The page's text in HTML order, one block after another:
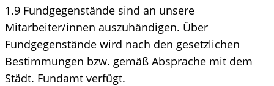
1.9 Fundgegenstände sind an unsere
Mitarbeiter/innen auszuhändigen. Über
Fundgegenstände wird nach den gesetzlichen
Bestimmungen bzw. gemäß Absprache mit dem
Städt. Fundamt verfügt.